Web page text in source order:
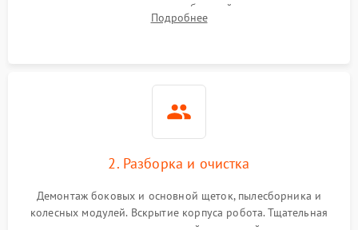
аккумулятора и тестирование базовой станции зарядки.
Оценка работы лидара, бампера и датчиков падения для
Подробнее
2. Разборка и очистка
Демонтаж боковых и основной щеток, пылесборника и
колесных модулей. Вскрытие корпуса робота. Тщательная